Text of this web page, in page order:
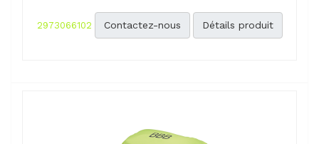
2973066102 Contactez-nous Détails produit